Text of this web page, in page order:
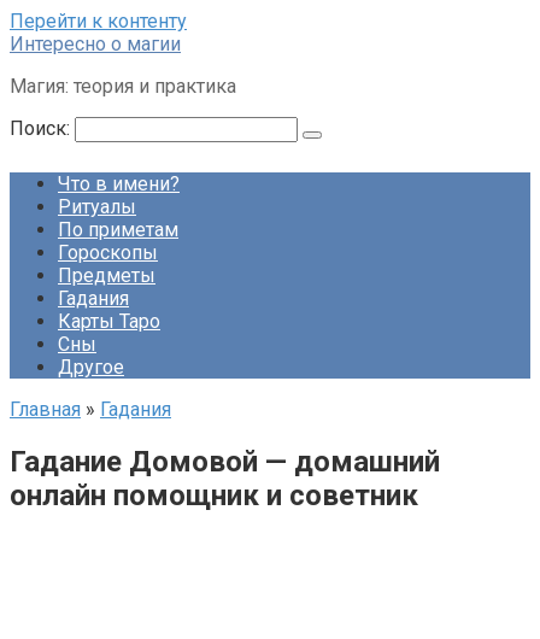
Перейти к контенту
Интересно о магии
Магия: теория и практика
Поиск:
Что в имени?
Ритуалы
По приметам
Гороскопы
Предметы
Гадания
Карты Таро
Сны
Другое
Главная » Гадания
Гадание Домовой — домашний
онлайн помощник и советник